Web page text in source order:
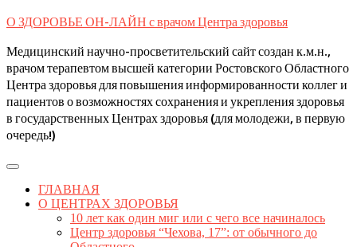
Skip
content
О ЗДОРОВЬЕ ОН-ЛАЙН с врачом Центра здоровья
Медицинский научно-просветительский сайт создан к.м.н.,
врачом терапевтом высшей категории Ростовского Областного
Центра здоровья для повышения информированности коллег и
пациентов о возможностях сохранения и укрепления здоровья
в государственных Центрах здоровья (для молодежи, в первую
очередь!)
Open
ButtonГЛАВНАЯ
О ЦЕНТРАХ ЗДОРОВЬЯ
10 лет как один миг или с чего все начиналось
Центр здоровья “Чехова, 17”: от обычного до